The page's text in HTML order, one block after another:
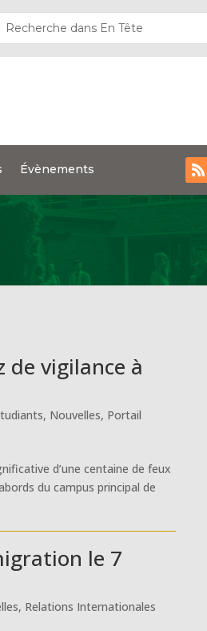
Évènements
de vigilance à
, Nouvelles, Portail
d’une centaine de feux
du campus principal de
le 7
, Relations Internationales